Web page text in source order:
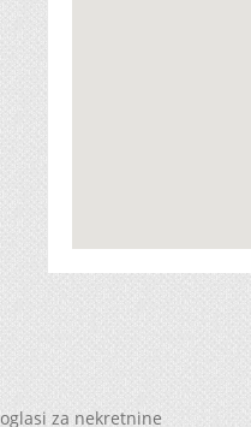
oglasi za nekretnine